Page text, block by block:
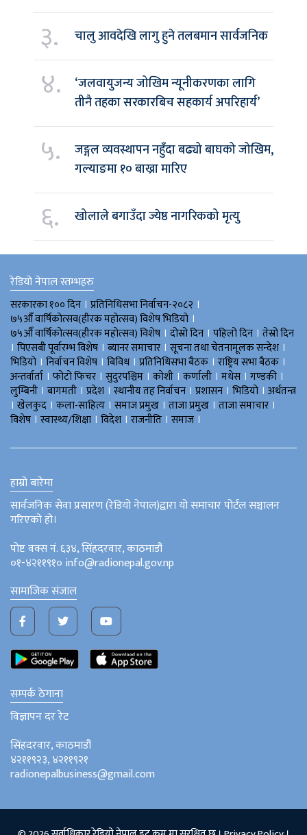
३. चालु आवदेखि लागु हुने तलबमान सार्वजनिक
४.
‘जलवायुजन्य जोखिम न्यूनीकरणका लागि
तीनै तहका सरकारबिच सहकार्य अपरिहार्य’
५.
जङ्गल व्यवस्थापन नहुँदा बढ्यो बाघको जोखिम,
गल्याङमा १० बाख्रा मारिए
६. खोलाले बगाउँदा ज्येष्ठ नागरिकको मृत्यु
रेडियो नेपाल स्तम्भहरु
सरकारका १०० दिन । प्रतिनिधिसभा निर्वाचन-२०८२ ।
७५औँ वार्षिकोत्सव(हीरक महोत्सव) विशेष भिडियाे ।
७५औँ वार्षिकोत्सव(हीरक महोत्सव) विशेष । दोस्रो दिन । पहिलो दिन । तेस्रो दिन
। पिएसबी पूर्वारम्भ विशेष । ब्यानर समाचार । सूचना तथा चेतनामूलक सन्देश ।
भिडियाे । निर्वाचन विशेष । बिविध। प्रतिनिधिसभा बैठक । राष्ट्रिय सभा बैठक ।
अन्तर्वार्ता । फोटो फिचर । सुदुरपश्चिम । काेशी । कर्णाली । मधेस । गण्डकी ।
लुम्बिनी । बागमती । प्रदेश । स्थानीय तह निर्वाचन । प्रशासन । भिडियो । अर्थतन्त्र
। खेलकुद । कला-साहित्य । समाज प्रमुख । ताजा प्रमुख । ताजा समाचार ।
विशेष । स्वास्थ्य/शिक्षा । विदेश । राजनीति । समाज ।
हाम्रो बारेमा
सार्वजनिक सेवा प्रसारण (रेडियो नेपाल)द्वारा यो समाचार पोर्टल सञ्चालन
गरिएको हो।
पोष्ट वक्स नं. ६३४, सिंहदरवार, काठमाडौं
०१-४२११९१० info@radionepal.gov.np
सामाजिक संजाल
सम्पर्क ठेगाना
विज्ञापन दर रेट
सिंहदरवार, काठमाडौं
४२११९२३, ४२११९२१
radionepalbusiness@gmail.com